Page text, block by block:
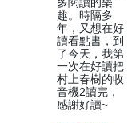
趣。時隔多
年，又想在好
讀看點書，到
了今天，我第
一次在好讀把
村上春樹的收
音機2讀完，
感謝好讀~